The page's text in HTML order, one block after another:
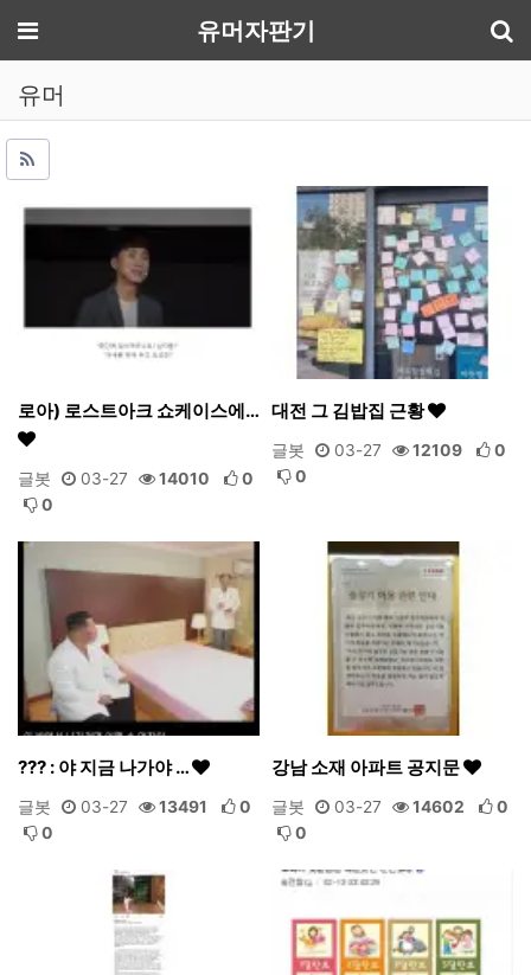
메뉴 유머자판기
유머
로아) 로스트아크 쇼케이스에…
글봇 03-27 14010
0
0
대전 그 김밥집 근황
글봇 03-27 12109
0
0
??? : 야 지금 나가야 …
글봇 03-27 13491
0
0
강남 소재 아파트 공지문
글봇 03-27 14602
0
0